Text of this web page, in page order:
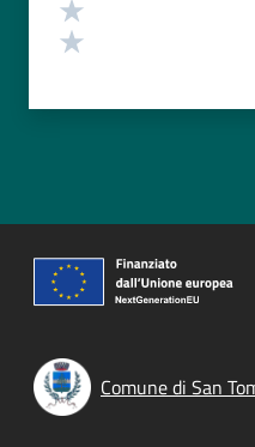
Comune di San